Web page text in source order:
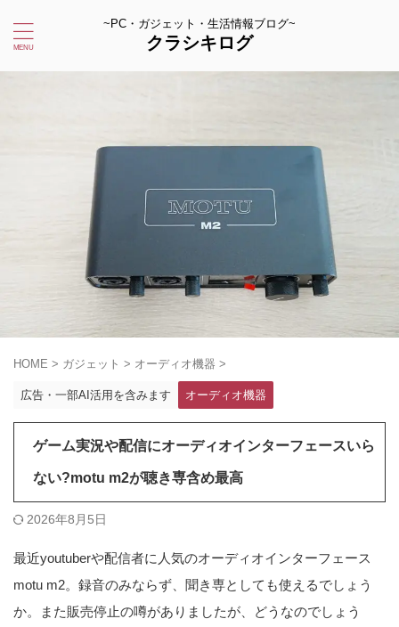
~PC・ガジェット・生活情報ブログ~
クラシキログ
HOME > ガジェット > オーディオ機器 >
広告・一部AI活用を含みます オーディオ機器
ゲーム実況や配信にオーディオインターフェースいら
ない?motu m2が聴き専含め最高
2026年8月5日
最近youtuberや配信者に人気のオーディオインターフェース
motu m2。録音のみならず、聞き専としても使えるでしょう
か。また販売停止の噂がありましたが、どうなのでしょう